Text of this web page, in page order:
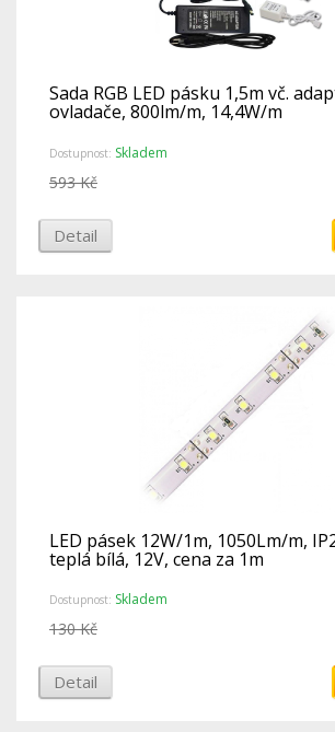
Sada RGB LED pásku 1,5m vč.
ovladače, 800lm/m, 14,4W/m
Dostupnost: Skladem
593 Kč
Detail
LED pásek 12W/1m, 1050Lm/m,
teplá bílá, 12V, cena za 1m
Dostupnost: Skladem
130 Kč
Detail